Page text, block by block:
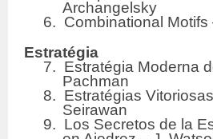
Archangelsky
6. Combinational Motifs
Estratégia
7. Estratégia Moderna
Pachman
8. Estratégias
Seirawan
9. Los Secretos de la